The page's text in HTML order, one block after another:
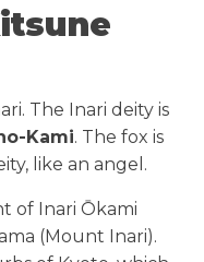
The Inari deity is
Kami. The fox is
like an angel.
of Inari Ōkami
(Mount Inari).